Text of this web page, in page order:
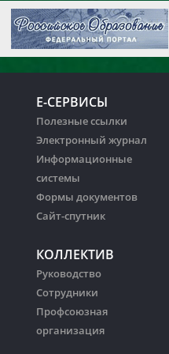
Е-СЕРВИСЫ
Полезные ссылки
Электронный журнал
Информационные
системы
Формы документов
Сайт-спутник
КОЛЛЕКТИВ
Руководство
Сотрудники
Профсоюзная
организация